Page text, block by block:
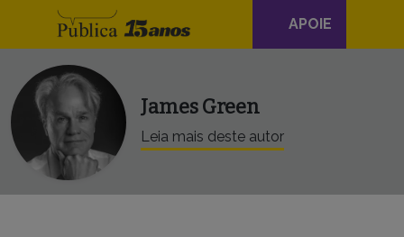
Skip to content
Navegação
principal
APOIE
James Green
Leia mais deste autor